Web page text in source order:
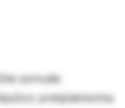
ponude.
pretplatnicima.